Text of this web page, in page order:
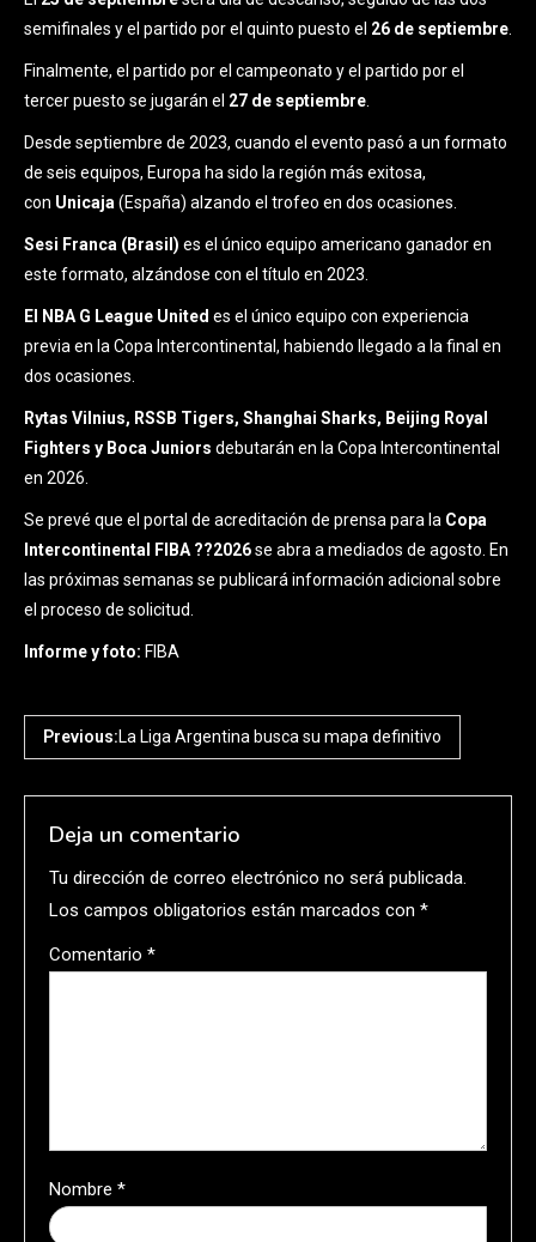
semifinales y el partido por el quinto puesto el 26 de septiembre
Finalmente, el partido por el campeonato y el partido por el
tercer puesto se jugarán el 27 de septiembre
Desde septiembre de 2023, cuando el evento pasó a un formato
de seis equipos, Europa ha sido la región más exitosa,
con Unicaja (España) alzando el trofeo en dos ocasiones.
Sesi Franca (Brasil) es el único equipo americano ganador en
este formato, alzándose con el título en 2023.
El NBA G League United es el único equipo con experiencia
previa en la Copa Intercontinental, habiendo llegado a la final en
dos ocasiones.
Rytas Vilnius, RSSB Tigers, Shanghai Sharks, Beijing Royal
Fighters y Boca Juniors debutarán en la Copa Intercontinental
en 2026.
Se prevé que el portal de acreditación de prensa para la Copa
Intercontinental FIBA ??2026se abra a mediados de agosto. En
las próximas semanas se publicará información adicional sobre
el proceso de solicitud.
Informe y foto: FIBA
Previous:La Liga Argentina busca su mapa definitivo
Deja un comentario
Tu dirección de correo electrónico no será publicada.
Los campos obligatorios están marcados con *
Comentario *
Nombre *